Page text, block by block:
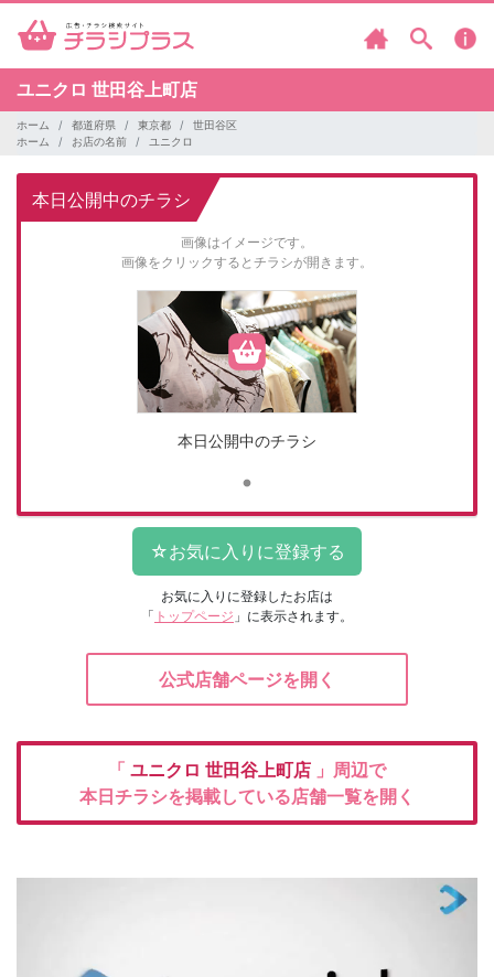
ユニクロ 世田谷上町店
ホーム 都道府県 東京都
世田谷区
ホーム
お店の名前 ユニクロ
本日公開中のチラシ
画像はイメージです。
画像をクリックするとチラシが開きます。
本日公開中のチラシ
お気に入りに登録したお店は
「 トップページ 」に表示されます。
公式店舗ページを開く
「 ユニクロ 世田谷上町店 」周辺で
本日チラシを掲載している店舗一覧を開く